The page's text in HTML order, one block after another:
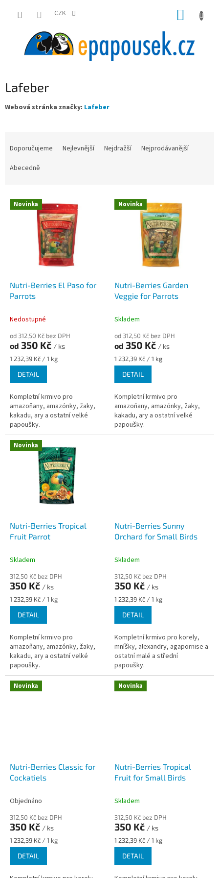
CZK
Lafeber
Webová stránka značky: Lafeber
p
Doporučujeme Nejlevnější Nejdražší
Nejprodávanější
Abecedně
V Novinka
Nutri-Berries El Paso for
Parrots
Nedostupné
od 312,50 Kč bez DPH
od 350 Kč / ks
Měrná
cena:
1 232,39 Kč / 1 kg
DETAIL
Kompletní krmivo pro
amazoňany, amazónky, žaky,
kakadu, ary a ostatní velké
papoušky.
Novinka
Nutri-Berries Garden
Veggie for Parrots
Skladem
od 312,50 Kč bez DPH
od 350 Kč / ks
Měrná
cena:
1 232,39 Kč / 1 kg
DETAIL
Kompletní krmivo pro
amazoňany, amazónky, žaky,
kakadu, ary a ostatní velké
papoušky.
Novinka
Nutri-Berries Tropical
Fruit Parrot
Skladem
312,50 Kč bez DPH
350 Kč / ks
Měrná
cena:
1 232,39 Kč / 1 kg
DETAIL
Kompletní krmivo pro
amazoňany, amazónky, žaky,
kakadu, ary a ostatní velké
papoušky.
Nutri-Berries Sunny
Orchard for Small Birds
Skladem
312,50 Kč bez DPH
350 Kč / ks
Měrná
cena:
1 232,39 Kč / 1 kg
DETAIL
Kompletní krmivo pro korely,
mníšky, alexandry, agapornise a
ostatní malé a střední
papoušky.
Novinka
Nutri-Berries Classic for
Cockatiels
Objednáno
312,50 Kč bez DPH
350 Kč / ks
Měrná
cena:
1 232,39 Kč / 1 kg
DETAIL
Novinka
Nutri-Berries Tropical
Fruit for Small Birds
Skladem
312,50 Kč bez DPH
350 Kč / ks
Měrná
cena:
1 232,39 Kč / 1 kg
DETAIL